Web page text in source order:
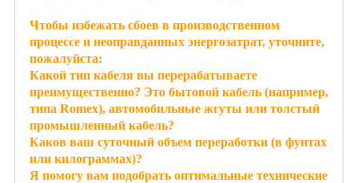
Чтобы избежать сбоев в производственном
процессе и неоправданных энергозатрат, уточните,
пожалуйста:
Какой тип кабеля вы перерабатываете
преимущественно? Это бытовой кабель (например,
типа Romex), автомобильные жгуты или толстый
промышленный кабель?
Каков ваш суточный объем переработки (в фунтах
или килограммах)?
Я помогу вам подобрать оптимальные технические